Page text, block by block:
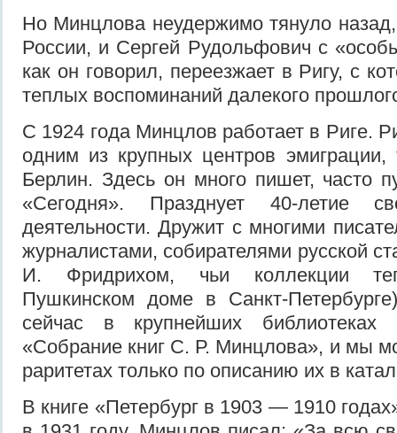
Но Минцлова неудержимо тянуло
России, и Сергей Рудольфович с
как он говорил, переезжает в Ригу, с
теплых воспоминаний далекого
С 1924 года Минцлов работает в Риге.
одним из крупных центров
Берлин. Здесь он много пишет, часто
«Сегодня». Празднует 40-летие
деятельности. Дружит с многими
журналистами, собирателями русской
И. Фридрихом, чьи коллекции
Пушкинском доме в Санкт-
сейчас в крупнейших
«Собрание книг С. Р. Минцлова», и мы
раритетах только по описанию их в
В книге «Петербург в 1903 — 1910